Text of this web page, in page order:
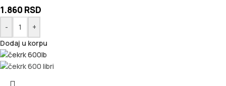
1.860 RSD
-
+
Dodaj u korpu